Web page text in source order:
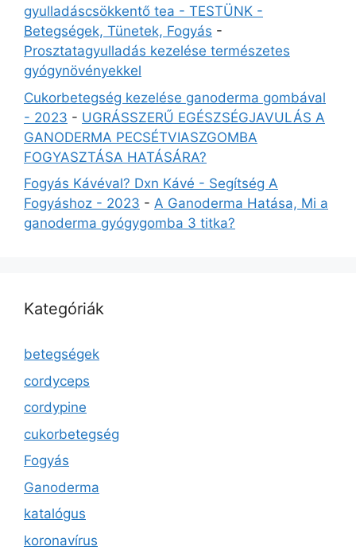
gyulladáscsökkentő tea - TESTÜNK -
Betegségek, Tünetek, Fogyás -
Prosztatagyulladás kezelése természetes
gyógynövényekkel
Cukorbetegség kezelése ganoderma gombával
- 2023 - UGRÁSSZERŰ EGÉSZSÉGJAVULÁS A
GANODERMA PECSÉTVIASZGOMBA
FOGYASZTÁSA HATÁSÁRA?
Fogyás Kávéval? Dxn Kávé - Segítség A
Fogyáshoz - 2023 - A Ganoderma Hatása, Mi a
ganoderma gyógygomba 3 titka?
Kategóriák
betegségek
cordyceps
cordypine
cukorbetegség
Fogyás
Ganoderma
katalógus
koronavírus